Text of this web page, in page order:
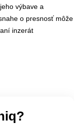
výbave a
o presnosť môže
inzerát